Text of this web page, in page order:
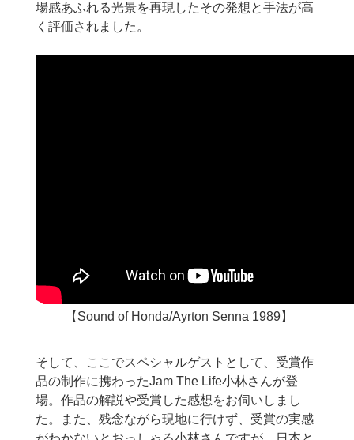
場感あふれる光景を再現したその発想と手法が高
く評価されました。
【Sound of Honda/Ayrton Senna 1989】
そして、ここでスペシャルゲストとして、受賞作
品の制作に携わったJam The Life小林さんが登
場。作品の解説や受賞した感想をお伺いしまし
た。また、残念ながら現地に行けず、受賞の実感